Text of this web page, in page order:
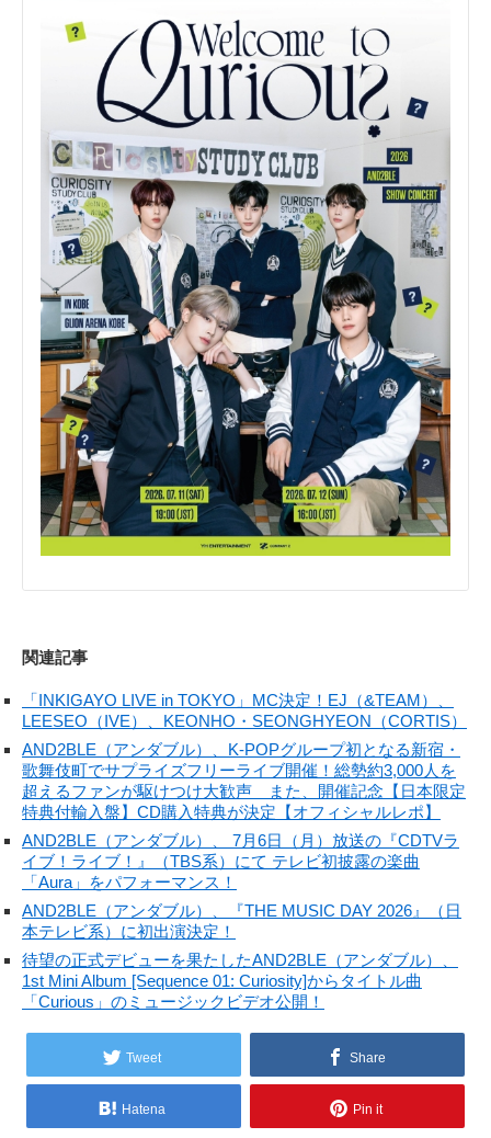
関連記事
「INKIGAYO LIVE in TOKYO」MC決定！EJ（&TEAM）、
LEESEO（IVE）、KEONHO・SEONGHYEON（CORTIS）
AND2BLE（アンダブル）、K-POPグループ初となる新宿・
歌舞伎町でサプライズフリーライブ開催！総勢約3,000人を
超えるファンが駆けつけ大歓声 また、開催記念【日本限定
特典付輸入盤】CD購入特典が決定【オフィシャルレポ】
AND2BLE（アンダブル）、 7月6日（月）放送の『CDTVラ
イブ！ライブ！』（TBS系）にて テレビ初披露の楽曲
「Aura」をパフォーマンス！
AND2BLE（アンダブル）、『THE MUSIC DAY 2026』（日
本テレビ系）に初出演決定！
待望の正式デビューを果たしたAND2BLE（アンダブル）、
1st Mini Album [Sequence 01: Curiosity]からタイトル曲
「Curious」のミュージックビデオ公開！
Tweet Share
Hatena Pin it